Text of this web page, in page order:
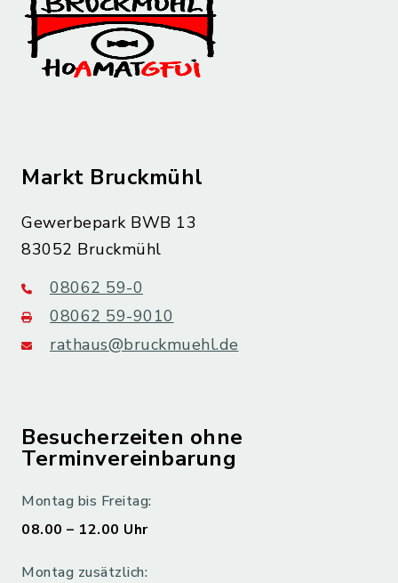
Markt Bruckmühl
Gewerbepark BWB 13
83052 Bruckmühl
08062 59-0
08062 59-9010
rathaus@bruckmuehl.de
Besucherzeiten ohne
Terminvereinbarung
Montag bis Freitag:
08.00 – 12.00 Uhr
Montag zusätzlich: